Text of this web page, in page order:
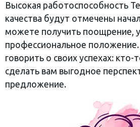
Высокая работоспособность
качества будут отмечены
можете получить поощрение,
профессиональное положение.
говорить о своих успехах:
сделать вам выгодное
предложение.